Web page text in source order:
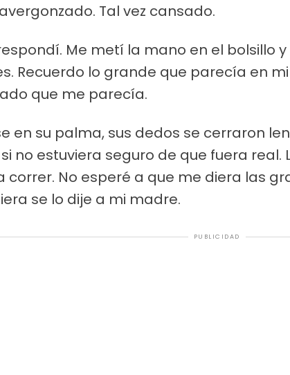
Tal vez cansado.
Me metí la mano en el bolsillo
Recuerdo lo grande que parecía en
que me parecía.
en su palma, sus dedos se cerraron
no estuviera seguro de que fuera real.
correr. No esperé a que me diera las
se lo dije a mi madre.
PUBLICIDAD